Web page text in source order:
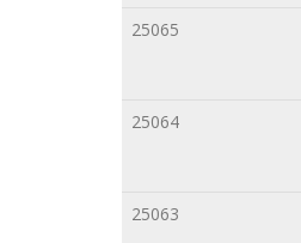
25065
25064
25063